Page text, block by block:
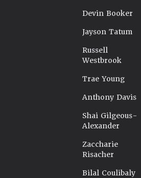
Devin Booker
Jayson Tatum
Russell
Westbrook
Trae Young
Anthony Davis
Shai Gilgeous-
Alexander
Zaccharie
Risacher
Bilal Coulibaly